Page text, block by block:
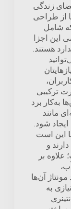
زندگی
از طراحی
که شامل
این اجزا
هستند.
ترکیبی
به‌کار برد
مانند
شود.
این است
و
بر
آن‌ها
به